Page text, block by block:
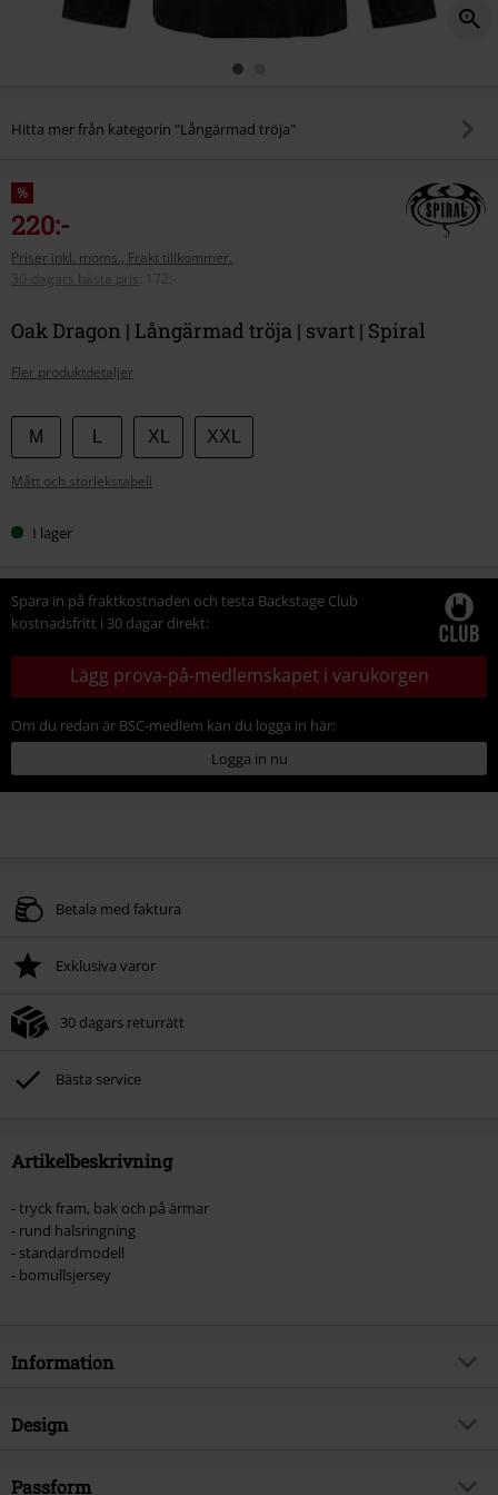
Hitta mer från kategorin "Långärmad tröja"
%
220:-
Priser inkl. moms., Frakt tillkommer.
30-dagars bästa pris
172:-
Oak Dragon | Långärmad tröja | svart | Spiral
Fler produktdetaljer
Välj
din
storlek
M XL XXL
Mått och storlekstabell
I lager
Spara in på fraktkostnaden och testa Backstage Club
kostnadsfritt i 30 dagar direkt:
Lägg prova-på-medlemskapet i varukorgen
Om du redan är BSC-medlem kan du logga in här:
Logga in nu
Betala med faktura
Exklusiva varor
30 dagars returrätt
Bästa service
Artikelbeskrivning
- tryck fram, bak och på ärmar
- rund halsringning
- standardmodell
- bomullsjersey
Information
Artikelnummer
Brand
Design
Produkttyp
Passform